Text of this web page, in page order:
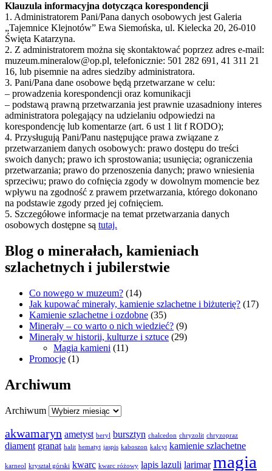
Klauzula informacyjna dotycząca korespondencji
1. Administratorem Pani/Pana danych osobowych jest Galeria
„Tajemnice Klejnotów” Ewa Siemońska, ul. Kielecka 20, 26-010
Święta Katarzyna.
2. Z administratorem można się skontaktować poprzez adres e-mail:
muzeum.mineralow@op.pl, telefonicznie: 501 282 691, 41 311 21
16, lub pisemnie na adres siedziby administratora.
3. Pani/Pana dane osobowe będą przetwarzane w celu:
– prowadzenia korespondencji oraz komunikacji
– podstawą prawną przetwarzania jest prawnie uzasadniony interes
administratora polegający na udzielaniu odpowiedzi na
korespondencję lub komentarze (art. 6 ust 1 lit f RODO);
4. Przysługują Pani/Panu następujące prawa związane z
przetwarzaniem danych osobowych: prawo dostępu do treści
swoich danych; prawo ich sprostowania; usunięcia; ograniczenia
przetwarzania; prawo do przenoszenia danych; prawo wniesienia
sprzeciwu; prawo do cofnięcia zgody w dowolnym momencie bez
wpływu na zgodność z prawem przetwarzania, którego dokonano
na podstawie zgody przed jej cofnięciem.
5. Szczegółowe informacje na temat przetwarzania danych
osobowych dostępne są tutaj.
Blog o minerałach, kamieniach
szlachetnych i jubilerstwie
Co nowego w muzeum? (14)
Jak kupować minerały, kamienie szlachetne i biżuterię? (17)
Kamienie szlachetne i ozdobne (35)
Minerały – co warto o nich wiedzieć? (9)
Minerały w historii, kulturze i sztuce (29)
Magia kamieni (11)
Promocje (1)
Archiwum
Archiwum
akwamaryn ametyst beryl bursztyn chalcedon chryzolit chryzopraz
diament granat halit hematyt jaspis kaboszon kalcyt kamienie szlachetne
karneol kryształ górski kwarc kwarc różowy lapis lazuli larimar magia